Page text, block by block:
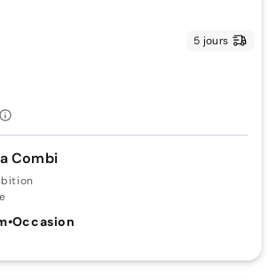
5 jours
Combi
•Occasion